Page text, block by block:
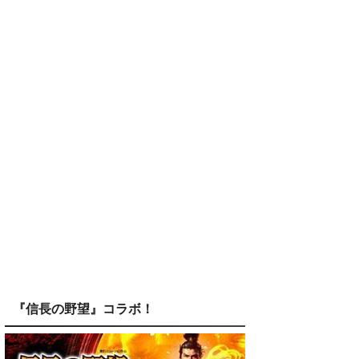
『信長の野望』コラボ！